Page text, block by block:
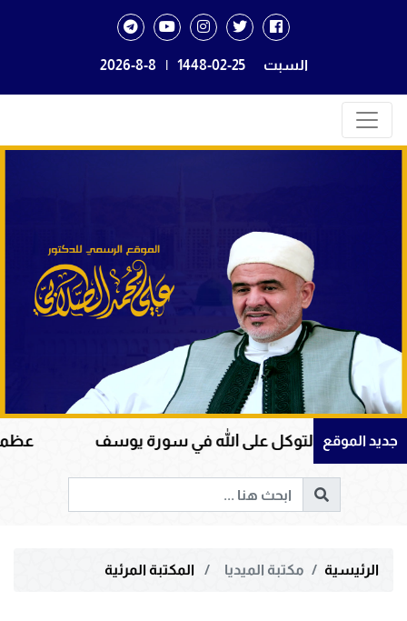
السبت 1448-02-25
|
2026-8-8
جديد الموقع
والتوكل على الله في سورة يوسف عظمة
الرئيسية مكتبة الميديا المكتبة المرئية